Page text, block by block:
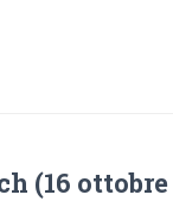
(16 ottobre